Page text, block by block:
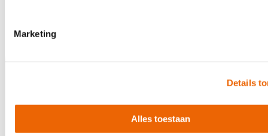
Marketing
Details
Alles toestaan